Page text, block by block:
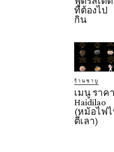
ที่ต้องไป
กิน
ร้านชาบู
เมนู ราค
Haidilao
(หม้อไฟ
ตี่เลา)